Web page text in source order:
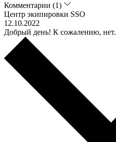
Комментарии (1)
Центр экипировки SSO
12.10.2022
Добрый день! К сожалению, нет.